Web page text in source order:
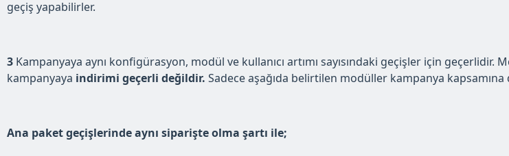
geçiş yapabilirler.
3 Kampanyaya aynı konfigürasyon, modül ve kullanıcı artımı sayısındaki geçişler için geçerlidir.
kampanyaya indirimi geçerli değildir. Sadece aşağıda belirtilen modüller kampanya
Ana paket geçişlerinde aynı siparişte olma şartı ile;